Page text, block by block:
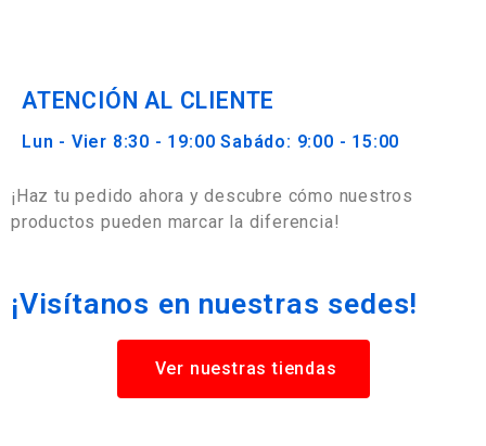
ATENCIÓN AL CLIENTE
Lun - Vier 8:30 - 19:00 Sabádo: 9:00 - 15:00
¡Haz tu pedido ahora y descubre cómo nuestros
productos pueden marcar la diferencia!
¡Visítanos en nuestras sedes!
Ver nuestras tiendas